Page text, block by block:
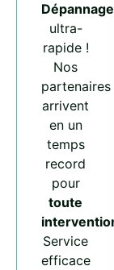
Dépannage
ultra-
rapide !
Nos
partenaires
arrivent
en un
temps
record
pour
toute
intervention
Service
efficace